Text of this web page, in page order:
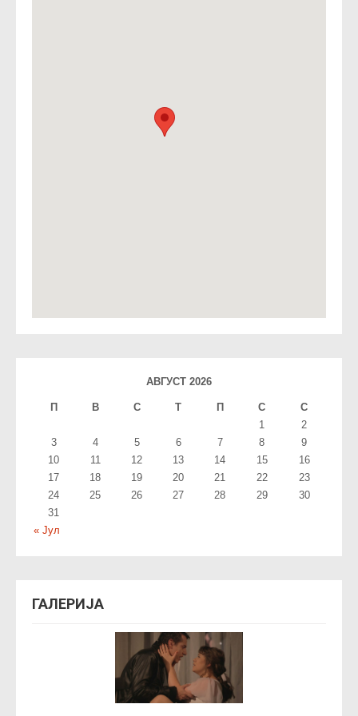
АВГУСТ 2026
П В С T П С С
« Јул
1
2
3
4 5 6 7 8
9
10
11 12 13 14 15
16
17
18 19 20 21 22
23
24
25 26 27 28 29
30
31
ГАЛЕРИЈА